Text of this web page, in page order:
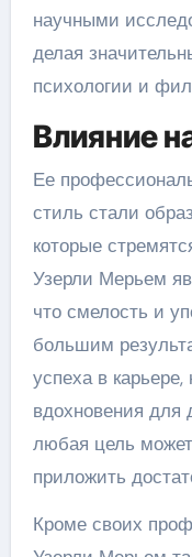
научными
делая
психологии и
Влияние
Ее
стиль стали
которые
Узерли Мерьем
что смелость и
большим
успеха в
вдохновения для
любая цель
приложить
Кроме своих